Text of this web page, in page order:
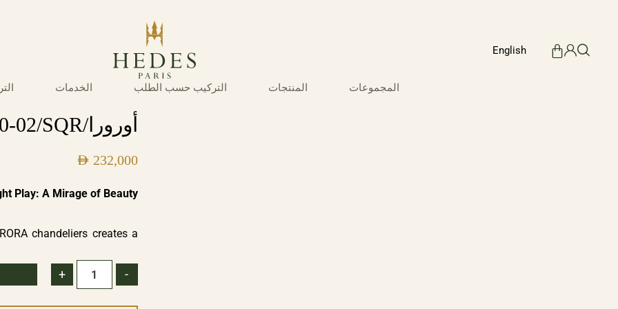
English
المجموعات المنتجات التركيب حسب الطلب الخدمات
أورورا/D1500-02/SQR
AED 232,000
Play: A Mirage of Beauty
chandeliers creates a
reminiscent of the ever-
dimension to your space,
-
+